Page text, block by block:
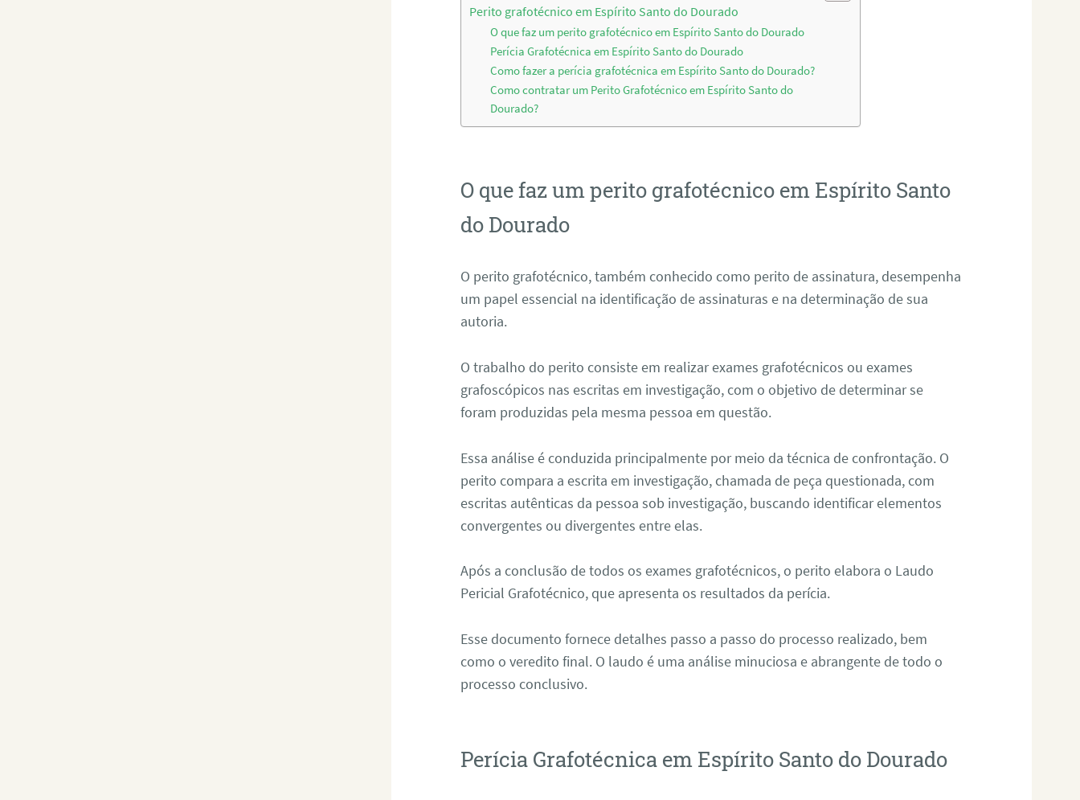
Perito grafotécnico em Espírito Santo do Dourado
O que faz um perito grafotécnico em Espírito Santo do Dourado
Perícia Grafotécnica em Espírito Santo do Dourado
Como fazer a perícia grafotécnica em Espírito Santo do Dourado?
Como contratar um Perito Grafotécnico em Espírito Santo do
Dourado?
O que faz um perito grafotécnico em Espírito Santo
do Dourado
O perito grafotécnico, também conhecido como perito de assinatura, desempenha
um papel essencial na identificação de assinaturas e na determinação de sua
autoria.
O trabalho do perito consiste em realizar exames grafotécnicos ou exames
grafoscópicos nas escritas em investigação, com o objetivo de determinar se
foram produzidas pela mesma pessoa em questão.
Essa análise é conduzida principalmente por meio da técnica de confrontação. O
perito compara a escrita em investigação, chamada de peça questionada, com
escritas autênticas da pessoa sob investigação, buscando identificar elementos
convergentes ou divergentes entre elas.
Após a conclusão de todos os exames grafotécnicos, o perito elabora o Laudo
Pericial Grafotécnico, que apresenta os resultados da perícia.
Esse documento fornece detalhes passo a passo do processo realizado, bem
como o veredito final. O laudo é uma análise minuciosa e abrangente de todo o
processo conclusivo.
Perícia Grafotécnica em Espírito Santo do Dourado